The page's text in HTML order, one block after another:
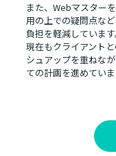
また、Webマスター
用の上での疑問点な
負担を軽減しています
現在もクライアント
シュアップを重ねな
ての計画を進めていま